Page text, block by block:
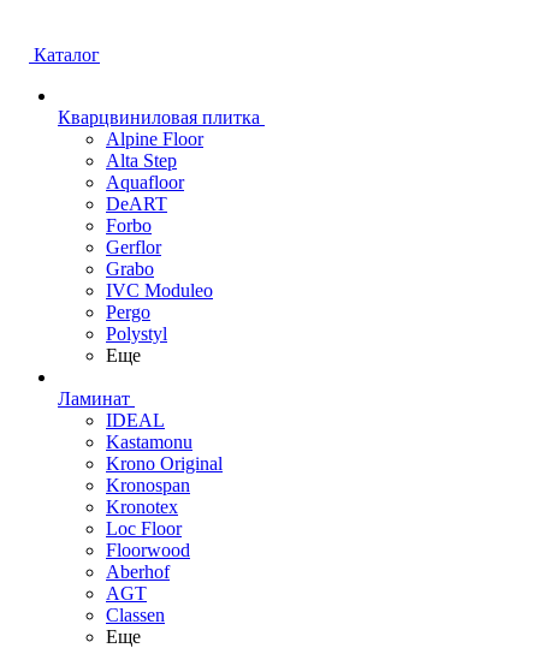
Каталог
Кварцвиниловая плитка
Alpine Floor
Alta Step
Aquafloor
DeART
Forbo
Gerflor
Grabo
IVC Moduleo
Pergo
Polystyl
Еще
Ламинат
IDEAL
Kastamonu
Krono Original
Kronospan
Kronotex
Loc Floor
Floorwood
Aberhof
AGT
Classen
Еще